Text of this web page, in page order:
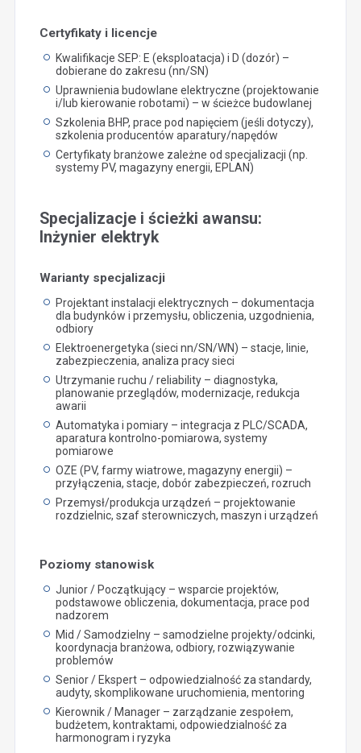
Certyfikaty i licencje
Kwalifikacje SEP: E (eksploatacja) i D (dozór) –
dobierane do zakresu (nn/SN)
Uprawnienia budowlane elektryczne (projektowanie
i/lub kierowanie robotami) – w ścieżce budowlanej
Szkolenia BHP, prace pod napięciem (jeśli dotyczy),
szkolenia producentów aparatury/napędów
Certyfikaty branżowe zależne od specjalizacji (np.
systemy PV, magazyny energii, EPLAN)
Specjalizacje i ścieżki awansu:
Inżynier elektryk
Warianty specjalizacji
Projektant instalacji elektrycznych – dokumentacja
dla budynków i przemysłu, obliczenia, uzgodnienia,
odbiory
Elektroenergetyka (sieci nn/SN/WN) – stacje, linie,
zabezpieczenia, analiza pracy sieci
Utrzymanie ruchu / reliability – diagnostyka,
planowanie przeglądów, modernizacje, redukcja
awarii
Automatyka i pomiary – integracja z PLC/SCADA,
aparatura kontrolno-pomiarowa, systemy
pomiarowe
OZE (PV, farmy wiatrowe, magazyny energii) –
przyłączenia, stacje, dobór zabezpieczeń, rozruch
Przemysł/produkcja urządzeń – projektowanie
rozdzielnic, szaf sterowniczych, maszyn i urządzeń
Poziomy stanowisk
Junior / Początkujący – wsparcie projektów,
podstawowe obliczenia, dokumentacja, prace pod
nadzorem
Mid / Samodzielny – samodzielne projekty/odcinki,
koordynacja branżowa, odbiory, rozwiązywanie
problemów
Senior / Ekspert – odpowiedzialność za standardy,
audyty, skomplikowane uruchomienia, mentoring
Kierownik / Manager – zarządzanie zespołem,
budżetem, kontraktami, odpowiedzialność za
harmonogram i ryzyka